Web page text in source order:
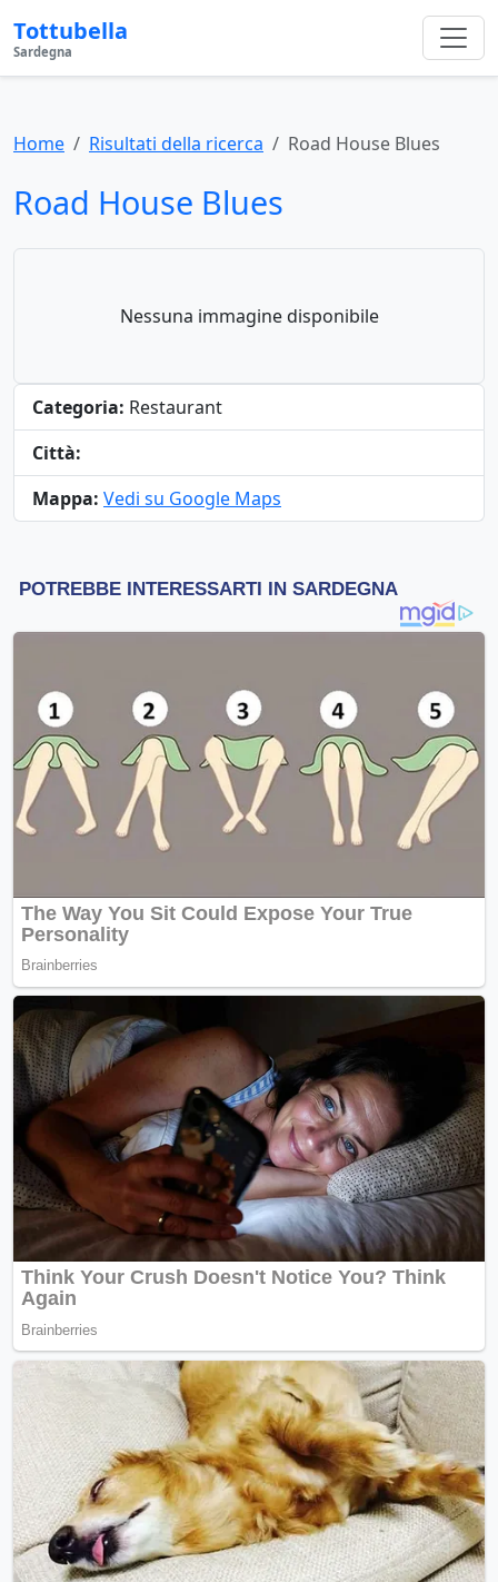
Tottubella
Sardegna
Home Risultati della ricerca Road House Blues
Road House Blues
Nessuna immagine disponibile
Categoria: Restaurant
Città:
Mappa: Vedi su Google Maps